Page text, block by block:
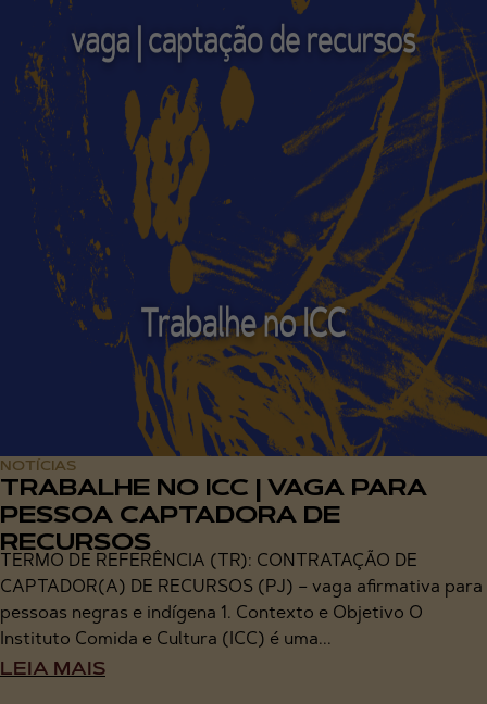
NOTÍCIAS
TRABALHE NO ICC | VAGA PARA
PESSOA CAPTADORA DE
RECURSOS
TERMO DE REFERÊNCIA (TR): CONTRATAÇÃO DE
CAPTADOR(A) DE RECURSOS (PJ) – vaga afirmativa para
pessoas negras e indígena 1. Contexto e Objetivo O
Instituto Comida e Cultura (ICC) é uma...
LEIA MAIS